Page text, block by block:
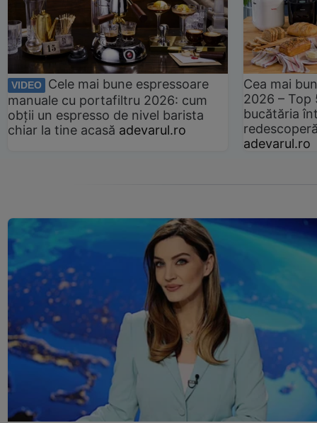
VIDEO
Cele mai bune espressoare
manuale cu portafiltru 2026: cum
obții un espresso de nivel barista
chiar la tine acasă adevarul.ro
Cea mai
2026 –
bucătăria
adevarul.ro